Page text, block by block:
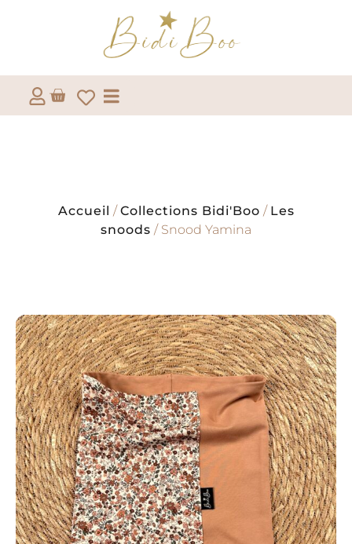
Accueil /Collections Bidi'Boo / Les
snoods / Snood Yamina